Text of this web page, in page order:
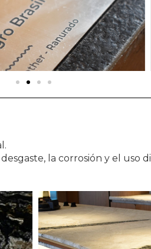
la corrosión y el uso